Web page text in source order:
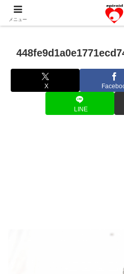
恋愛共感エピソード。あなたの
X
LINE
メニュー